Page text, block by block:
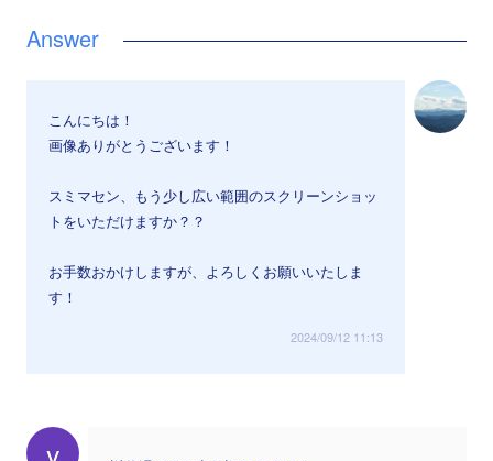
こんにちは！
画像ありがとうございます！
スミマセン、もう少し広い範囲のスクリーンショッ
トをいただけますか？？
お手数おかけしますが、よろしくお願いいたしま
す！
2024/09/12 11:13
y